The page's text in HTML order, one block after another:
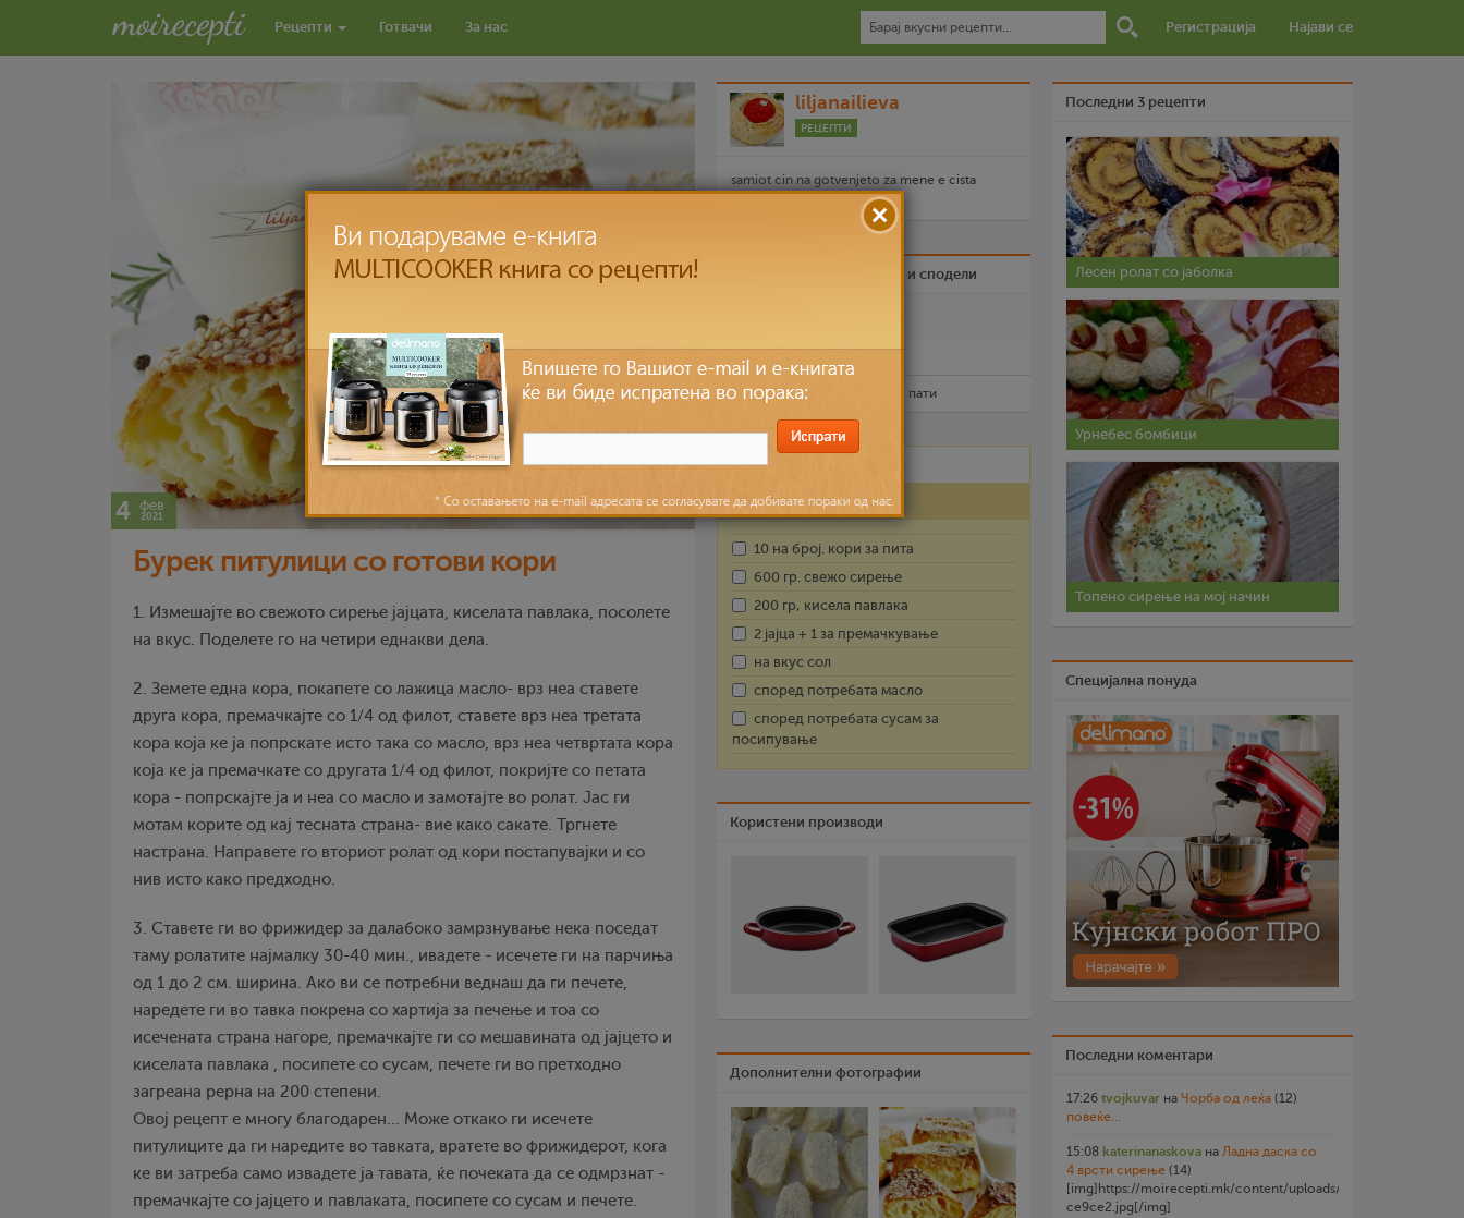
Рецепти Готвачи За нас Регистрација Најави се
4 фев
2021
Бурек питулици со готови кори
1. Измешајте во свежото сирење јајцата, киселата павлака, посолете
на вкус. Поделете го на четири еднакви дела.
2. Земете една кора, покапете со лажица масло- врз неа ставете
друга кора, премачкајте со 1/4 од филот, ставете врз неа третата
кора која ке ја попрскате исто така со масло, врз неа четвртата кора
која ке ја премачкате со другата 1/4 од филот, покријте со петата
кора - попрскајте ја и неа со масло и замотајте во ролат. Јас ги
мотам корите од кај тесната страна- вие како сакате. Тргнете
настрана. Направете го вториот ролат од кори постапувајки и со
нив исто како предходно.
3. Ставете ги во фрижидер за далабоко замрзнување нека поседат
таму ролатите најмалку 30-40 мин., ивадете - исечете ги на парчиња
од 1 до 2 см. ширина. Ако ви се потребни веднаш да ги печете,
наредете ги во тавка покрена со хартија за печење и тоа со
исечената страна нагоре, премачкајте ги со мешавината од јајцето и
киселата павлака , посипете со сусам, печете ги во претходно
загреана рерна на 200 степени.
Овој рецепт е многу благодарен... Може откако ги исечете
питулиците да ги наредите во тавката, вратете во фрижидерот, кога
ке ви затреба само извадете ја тавата, ќе почеката да се одмрзнат -
премачкајте со јајцето и павлаката, посипете со сусам и печете.
liljanailieva
РЕЦЕПТИ
samiot cin na gotvenjeto za mene e cista
emocija....
Биди вистински пријател и сподели
Испечати го рецептот
Рецептот е прочитан пати
Лесно
Состојки
10 на број. кори за пита
600 гр. свежо сирење
200 гр, кисела павлака
2 јајца + 1 за премачкување
на вкус сол
според потребата масло
според потребата сусам за
посипување
Користени производи
Дополнителни фотографии
Последни 3 рецепти
Лесен ролат со јаболка
Урнебес бомбици
Топено сирење на мој начин
Специјална понуда
Последни коментари
17:26 tvojkuvar на Чорба од леќа (12)
повеќе...
15:08 katerinanaskova на Ладна даска со
4 врсти сирење (14)
[img]https://moirecepti.mk/content/uploads/2026/07/
ce9ce2.jpg[/img]